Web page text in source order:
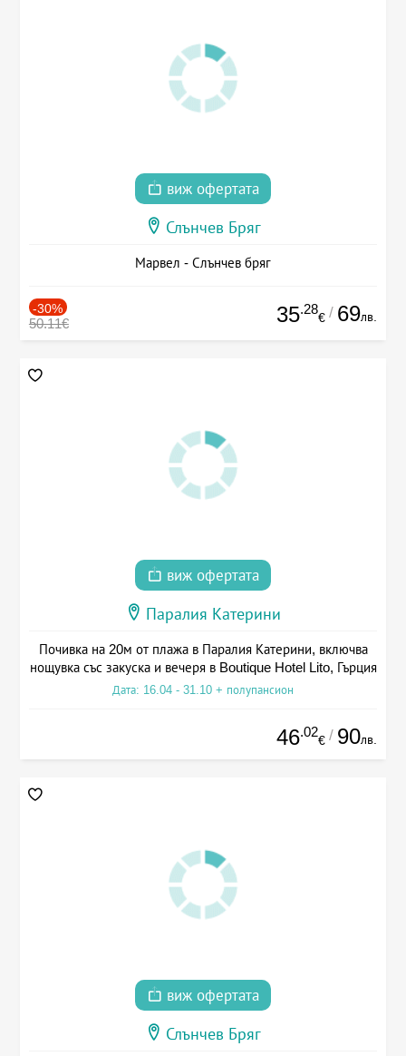
виж офертата
Слънчев Бряг
Марвел - Слънчев бряг
-30%
50.11€ 35.28
€ / 69лв.
виж офертата
Паралия Катерини
Почивка на 20м от плажа в Паралия Катерини, включва
нощувка със закуска и вечеря в Boutique Hotel Lito, Гърция
Дата: 16.04 - 31.10 + полупансион
46.02
€ / 90лв.
виж офертата
Слънчев Бряг